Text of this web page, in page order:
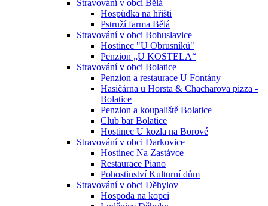
Stravování v obci Bělá
Hospůdka na hřišti
Pstruží farma Bělá
Stravování v obci Bohuslavice
Hostinec "U Obrusníků"
Penzion „U KOSTELA“
Stravování v obci Bolatice
Penzion a restaurace U Fontány
Hasičárna u Horsta & Chacharova pizza -
Bolatice
Penzion a koupaliště Bolatice
Club bar Bolatice
Hostinec U kozla na Borové
Stravování v obci Darkovice
Hostinec Na Zastávce
Restaurace Piano
Pohostinství Kulturní dům
Stravování v obci Děhylov
Hospoda na kopci